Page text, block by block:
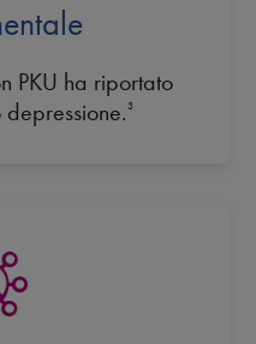
PKU ha riportato
3